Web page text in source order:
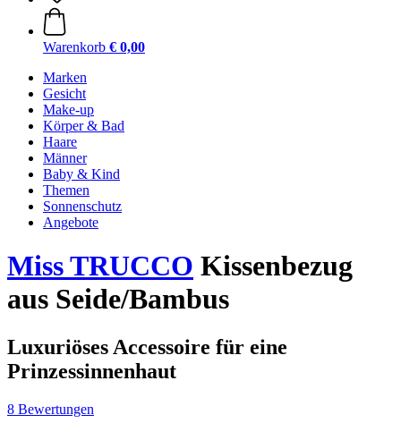
Warenkorb € 0,00
Marken
Gesicht
Make-up
Körper & Bad
Haare
Männer
Baby & Kind
Themen
Sonnenschutz
Angebote
Miss TRUCCO Kissenbezug
aus Seide/Bambus
Luxuriöses Accessoire für eine
Prinzessinnenhaut
8 Bewertungen